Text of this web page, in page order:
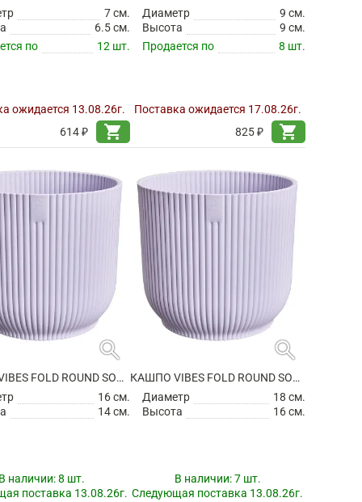
7 см.
6.5 см.
по
12 шт.
ожидается 13.08.26г.
614 ₽
shopping_cart
Диаметр
9 см.
Высота
9 см.
Продается по
8 шт.
Поставка ожидается 17.08.26г.
825 ₽
shopping_cart
search
КАШПО VIBES FOLD ROUND SOFT LILAC
16 см.
14 см.
наличии:8 шт.
поставка 13.08.26г.
search
КАШПО VIBES FOLD ROUND SOFT LILAC
Диаметр
18 см.
Высота
16 см.
В наличии:7 шт.
Следующая поставка 13.08.26г.